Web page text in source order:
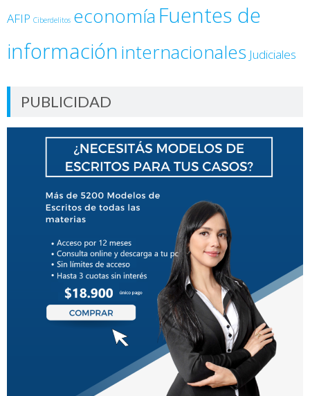
AFIP Ciberdelitos economía Fuentes de
informacióninternacionales Judiciales
PUBLICIDAD